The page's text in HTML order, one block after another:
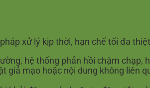
xử lý kịp thời, hạn chế tối đa
hệ thống phản hồi chậm chạp,
giả mạo hoặc nội dung không liên